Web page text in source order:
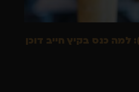
כנס בקיץ חייב דוכן